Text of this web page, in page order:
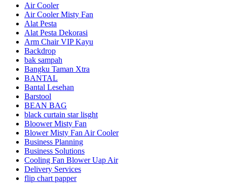
Air Cooler
Air Cooler Misty Fan
Alat Pesta
Alat Pesta Dekorasi
Arm Chair VIP Kayu
Backdrop
bak sampah
Bangku Taman Xtra
BANTAL
Bantal Lesehan
Barstool
BEAN BAG
black curtain star lisght
Bloower Misty Fan
Blower Misty Fan Air Cooler
Business Planning
Business Solutions
Cooling Fan Blower Uap Air
Delivery Services
flip chart papper